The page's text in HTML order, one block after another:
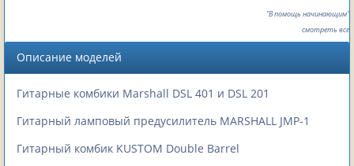
"В помощь начинающим"
смотреть все
Описание моделей
Гитарные комбики Marshall DSL 401 и DSL 201
Гитарный ламповый предусилитель MARSHALL JMP-1
Гитарный комбик KUSTOM Double Barrel